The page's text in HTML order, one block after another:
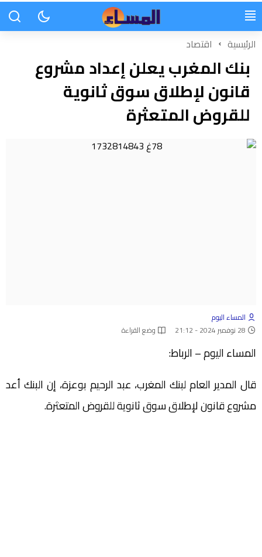
الرئيسية اقتصاد
بنك المغرب يعلن إعداد مشروع
قانون لإطلاق سوق ثانوية
للقروض المتعثرة
المساء اليوم
28 نوفمبر 2024 - 21:12
وضع القراءة
المساء اليوم – الرباط:
قال المدير العام لبنك المغرب، عبد الرحيم بوعزة، إن البنك أعد
مشروع قانون لإطلاق سوق ثانوية للقروض المتعثرة.